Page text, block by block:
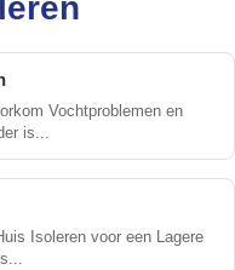
Vochtproblemen en
is...
Isoleren voor een Lagere